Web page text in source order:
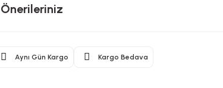
Önerileriniz
Aynı Gün Kargo Kargo Bedava